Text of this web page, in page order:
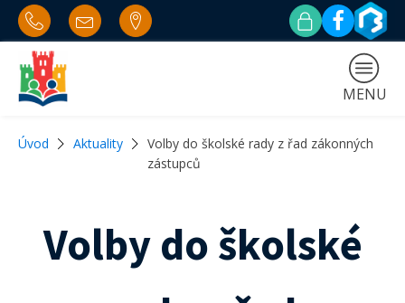
MENU
Úvod Aktuality
Volby do školské rady z řad zákonných
zástupců
Volby do školské